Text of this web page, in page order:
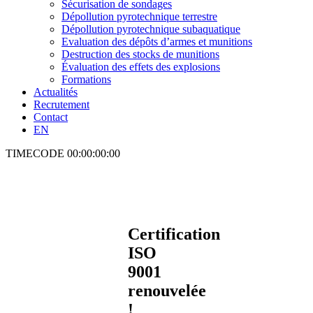
Sécurisation de sondages
Dépollution pyrotechnique terrestre
Dépollution pyrotechnique subaquatique
Evaluation des dépôts d’armes et munitions
Destruction des stocks de munitions
Évaluation des effets des explosions
Formations
Actualités
Recrutement
Contact
EN
TIMECODE 00:00:00:00
Certification
ISO
9001
renouvelée